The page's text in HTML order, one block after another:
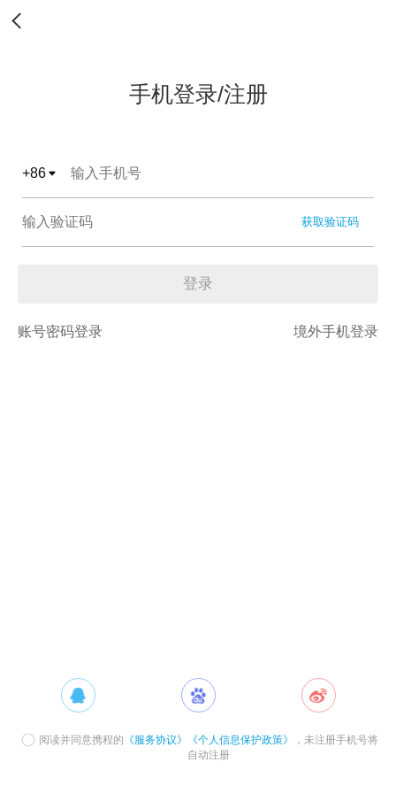
手机登录/注册
+86
获取验证码
登录
账号密码登录 境外手机登录
阅读并同意携程的 《服务协议》 《个人信息保护政策》
，未注册手机号将
自动注册